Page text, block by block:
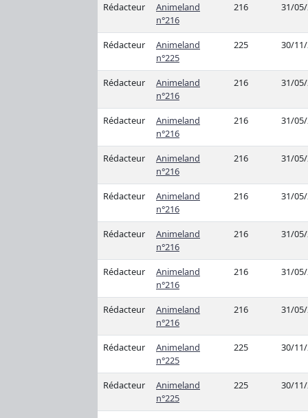
Rédacteur
Animeland
n°216
216 31/
Rédacteur
Animeland
n°225
225 30/
Rédacteur
Animeland
n°216
216 31/
Rédacteur
Animeland
n°216
216 31/
Rédacteur
Animeland
n°216
216 31/
Rédacteur
Animeland
n°216
216 31/
Rédacteur
Animeland
n°216
216 31/
Rédacteur
Animeland
n°216
216 31/
Rédacteur
Animeland
n°216
216 31/
Rédacteur
Animeland
n°225
225 30/
Rédacteur
Animeland
n°225
225 30/